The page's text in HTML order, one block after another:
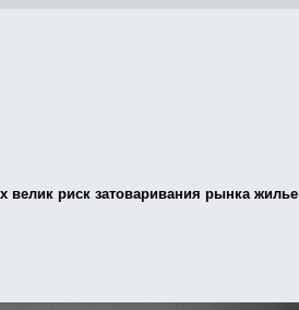
велик риск затоваривания рынка